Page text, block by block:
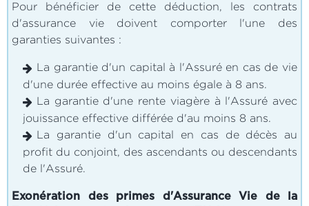
Pour bénéficier de cette déduction, les contrats
d'assurance vie doivent comporter l'une des
garanties suivantes :
La garantie d'un capital à l'Assuré en cas de vie
d'une durée effective au moins égale à 8 ans.
La garantie d'une rente viagère à l'Assuré avec
jouissance effective différée d'au moins 8 ans.
La garantie d'un capital en cas de décès au
profit du conjoint, des ascendants ou descendants
de l'Assuré.
Exonération des primes d'Assurance Vie de la